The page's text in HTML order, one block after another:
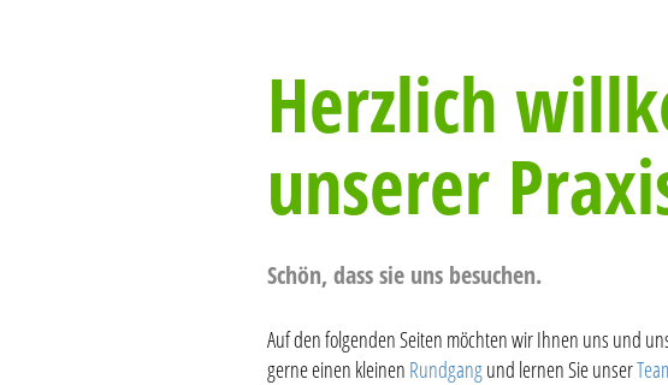
Herzlich
unserer
Schön, dass sie uns besuchen.
Auf den folgenden Seiten möchten wir Ihnen uns und
gerne einen kleinen Rundgangund lernen Sie unser